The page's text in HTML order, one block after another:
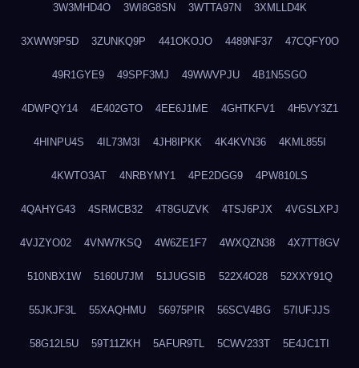
3W3MHD4O 3WI8G8SN 3WTTA97N 3XMLLD4K
3XWW9P5D 3ZUNKQ9P 441OKOJO 4489NF37 47CQFY0O
49R1GYE9 49SPF3MJ 49WWVPJU 4B1N5SGO
4DWPQY14 4E402GTO 4EE6J1ME 4GHTKFV1 4H5VY3Z1
4HINPU4S 4IL73M3I 4JH8IPKK 4K4KVN36 4KML855I
4KWTO3AT 4NRBYMY1 4PE2DGG9 4PW810LS
4QAHYG43 4SRMCB32 4T8GUZVK 4TSJ6PJX 4VGSLXPJ
4VJZYO02 4VNW7KSQ 4W6ZE1F7 4WXQZN38 4X7TT8GV
510NBX1W 5160U7JM 51JUGSIB 522X4O28 52XXY91Q
55JKJF3L 55XAQHMU 56975PIR 56SCV4BG 57IUFJJS
58G12L5U 59T11ZKH 5AFUR9TL 5CWV233T 5E4JC1TI